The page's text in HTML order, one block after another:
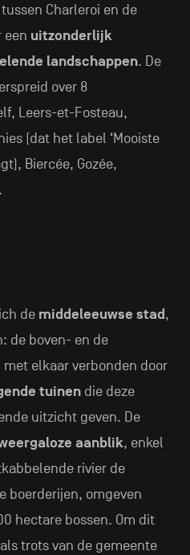
Charleroi en de
een uitzonderlijk
landschappen. De
over 8
Leers-et-Fosteau,
(dat het label ‘Mooiste
Biercée, Gozée,
de middeleeuwse stad,
de boven- en de
elkaar verbonden door
tuinendie deze
uitzicht geven. De
aanblik, enkel
rivier de
boerderijen, omgeven
hectare bossen. Om dit
trots van de gemeente